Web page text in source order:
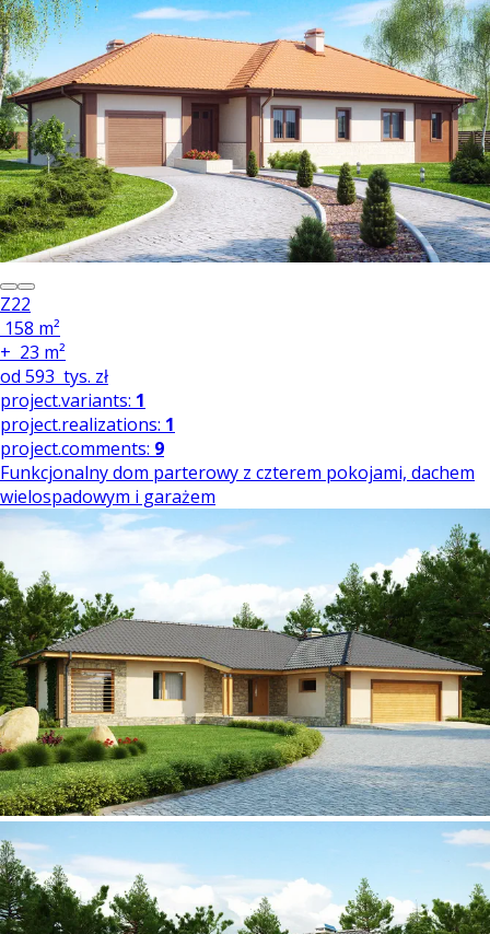
Z22
158 m²
+ 23 m²
od 593 tys. zł
project.variants: 1
project.realizations: 1
project.comments: 9
Funkcjonalny dom parterowy z czterem pokojami, dachem
wielospadowym i garażem